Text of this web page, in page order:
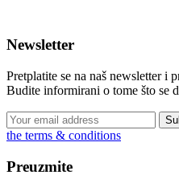
Newsletter
Pretplatite se na naš newsletter i
Budite informirani o tome što se
the terms & conditions
Preuzmite